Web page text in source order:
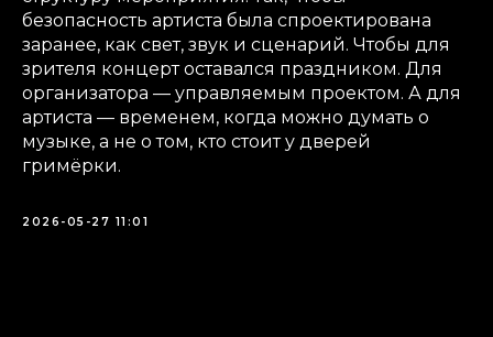
безопасность артиста была спроектирована
заранее, как свет, звук и сценарий. Чтобы для
зрителя концерт оставался праздником. Для
организатора — управляемым проектом. А для
артиста — временем, когда можно думать о
музыке, а не о том, кто стоит у дверей
гримёрки.
2026-05-27 11:01